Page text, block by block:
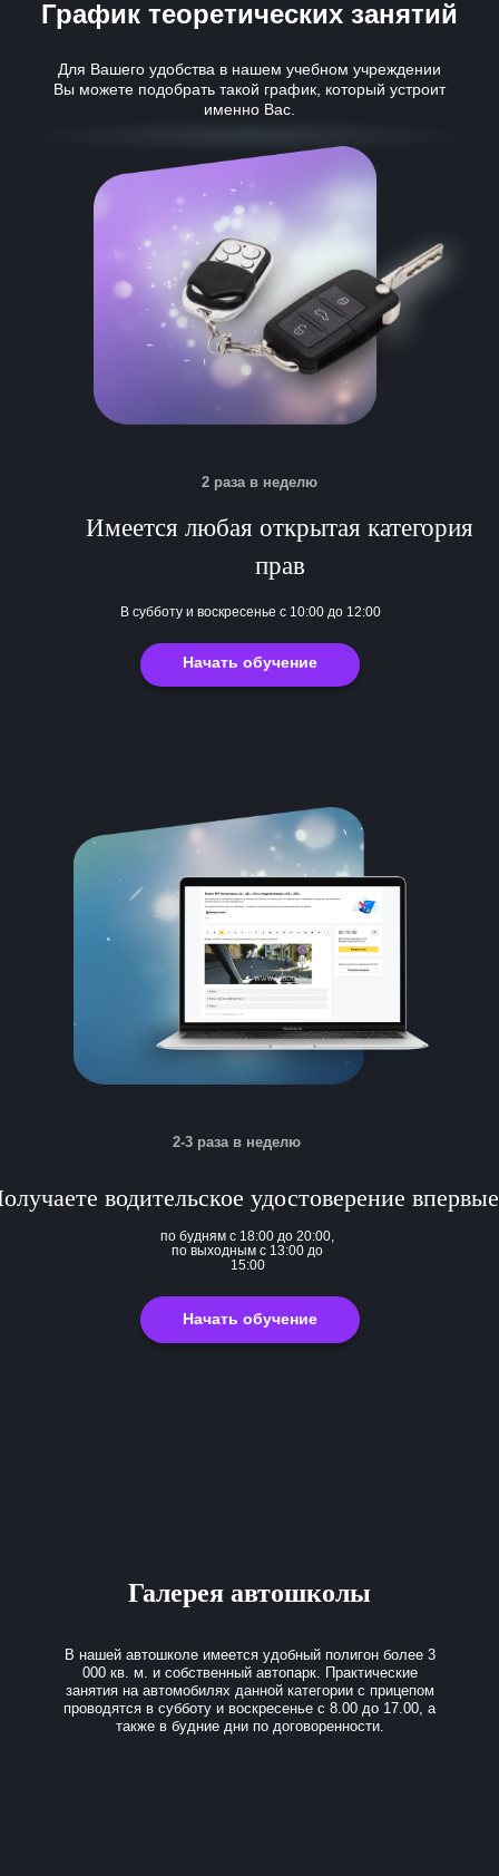
График теоретических занятий
Для Вашего удобства в нашем учебном учреждении
Вы можете подобрать такой график, который устроит
именно Вас.
2 раза в неделю
Имеется любая открытая категория
прав
В субботу и воскресенье с 10:00 до 12:00
Начать обучение
2-3 раза в неделю
водительское удостоверение впервые
по будням с 18:00 до 20:00,
по выходным с 13:00 до
15:00
Начать обучение
Галерея автошколы
В нашей автошколе имеется удобный полигон более 3
000 кв. м. и собственный автопарк. Практические
занятия на автомобилях данной категории с прицепом
проводятся в субботу и воскресенье с 8.00 до 17.00, а
также в будние дни по договоренности.